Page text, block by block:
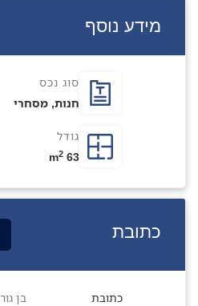
מידע נוסף
סוג נכס
חנות, מסחרי
גודל
63 m
2
כתובת
כתובת
בן